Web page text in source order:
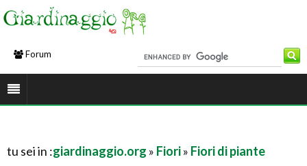
Forum
tu sei in :giardinaggio.org » Fiori» Fiori di piante